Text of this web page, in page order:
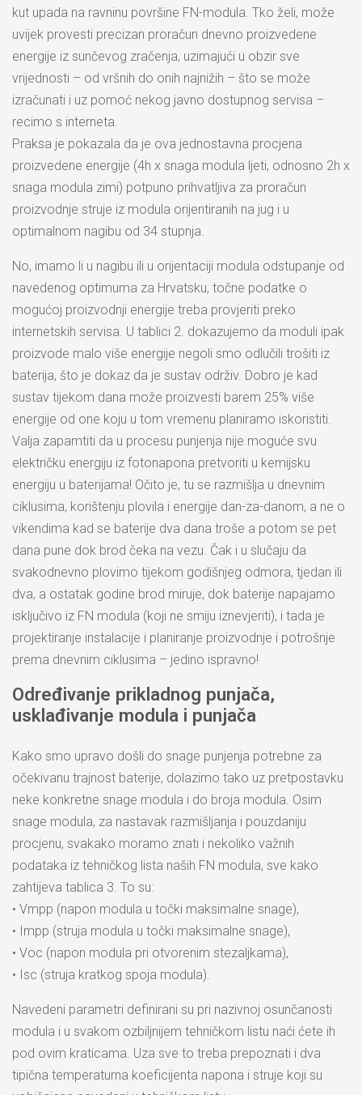
kut upada na ravninu površine FN-modula. Tko želi, može
uvijek provesti precizan proračun dnevno proizvedene
energije iz sunčevog zračenja, uzimajući u obzir sve
vrijednosti – od vršnih do onih najnižih – što se može
izračunati i uz pomoć nekog javno dostupnog servisa –
recimo s interneta.
Praksa je pokazala da je ova jednostavna procjena
proizvedene energije (4h x snaga modula ljeti, odnosno 2h x
snaga modula zimi) potpuno prihvatljiva za proračun
proizvodnje struje iz modula orijentiranih na jug i u
optimalnom nagibu od 34 stupnja.
No, imamo li u nagibu ili u orijentaciji modula odstupanje od
navedenog optimuma za Hrvatsku, točne podatke o
mogućoj proizvodnji energije treba provjeriti preko
internetskih servisa. U tablici 2. dokazujemo da moduli ipak
proizvode malo više energije negoli smo odlučili trošiti iz
baterija, što je dokaz da je sustav održiv. Dobro je kad
sustav tijekom dana može proizvesti barem 25% više
energije od one koju u tom vremenu planiramo iskoristiti.
Valja zapamtiti da u procesu punjenja nije moguće svu
električku energiju iz fotonapona pretvoriti u kemijsku
energiju u baterijama! Očito je, tu se razmišlja u dnevnim
ciklusima, korištenju plovila i energije dan-za-danom, a ne o
vikendima kad se baterije dva dana troše a potom se pet
dana pune dok brod čeka na vezu. Čak i u slučaju da
svakodnevno plovimo tijekom godišnjeg odmora, tjedan ili
dva, a ostatak godine brod miruje, dok baterije napajamo
isključivo iz FN modula (koji ne smiju iznevjeriti), i tada je
projektiranje instalacije i planiranje proizvodnje i potrošnje
prema dnevnim ciklusima – jedino ispravno!
Određivanje prikladnog punjača,
usklađivanje modula i punjača
Kako smo upravo došli do snage punjenja potrebne za
očekivanu trajnost baterije, dolazimo tako uz pretpostavku
neke konkretne snage modula i do broja modula. Osim
snage modula, za nastavak razmišljanja i pouzdaniju
procjenu, svakako moramo znati i nekoliko važnih
podataka iz tehničkog lista naših FN modula, sve kako
zahtijeva tablica 3. To su:
• Vmpp (napon modula u točki maksimalne snage),
• Impp (struja modula u točki maksimalne snage),
• Voc (napon modula pri otvorenim stezaljkama),
• Isc (struja kratkog spoja modula).
Navedeni parametri definirani su pri nazivnoj osunčanosti
modula i u svakom ozbiljnijem tehničkom listu naći ćete ih
pod ovim kraticama. Uza sve to treba prepoznati i dva
tipična temperaturna koeficijenta napona i struje koji su